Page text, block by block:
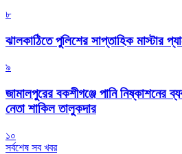
৮
‎ঝালকাঠিতে পুলিশের সাপ্তাহিক মাস্টার
৯
জামালপুরের বকশীগঞ্জে পানি নিষ্কাশনের
নেতা শাকিল তালুকদার
১০
সর্বশেষ সব খবর